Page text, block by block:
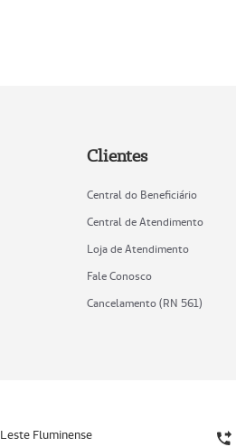
Clientes
Central do Beneficiário
Central de Atendimento
Loja de Atendimento
Fale Conosco
Cancelamento (RN 561)
Fluminense